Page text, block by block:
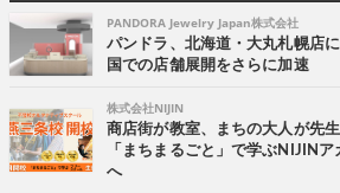
PANDORA Jewelry Japan株式会社
パンドラ、北海道・大丸札幌店
国での店舗展開をさらに加速
株式会社NIJIN
商店街が教室、まちの大人が先
「まちまるごと」で学ぶNIJIN
へ